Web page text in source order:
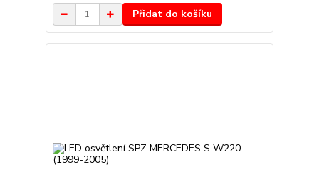
Přidat do košíku